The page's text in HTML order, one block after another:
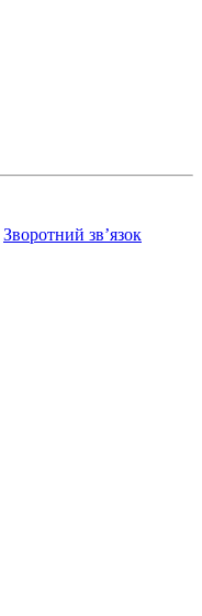
Зворотний зв’язок